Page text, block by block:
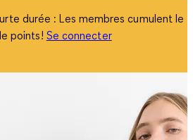
durée : Les membres cumulent le
points! Se connecter